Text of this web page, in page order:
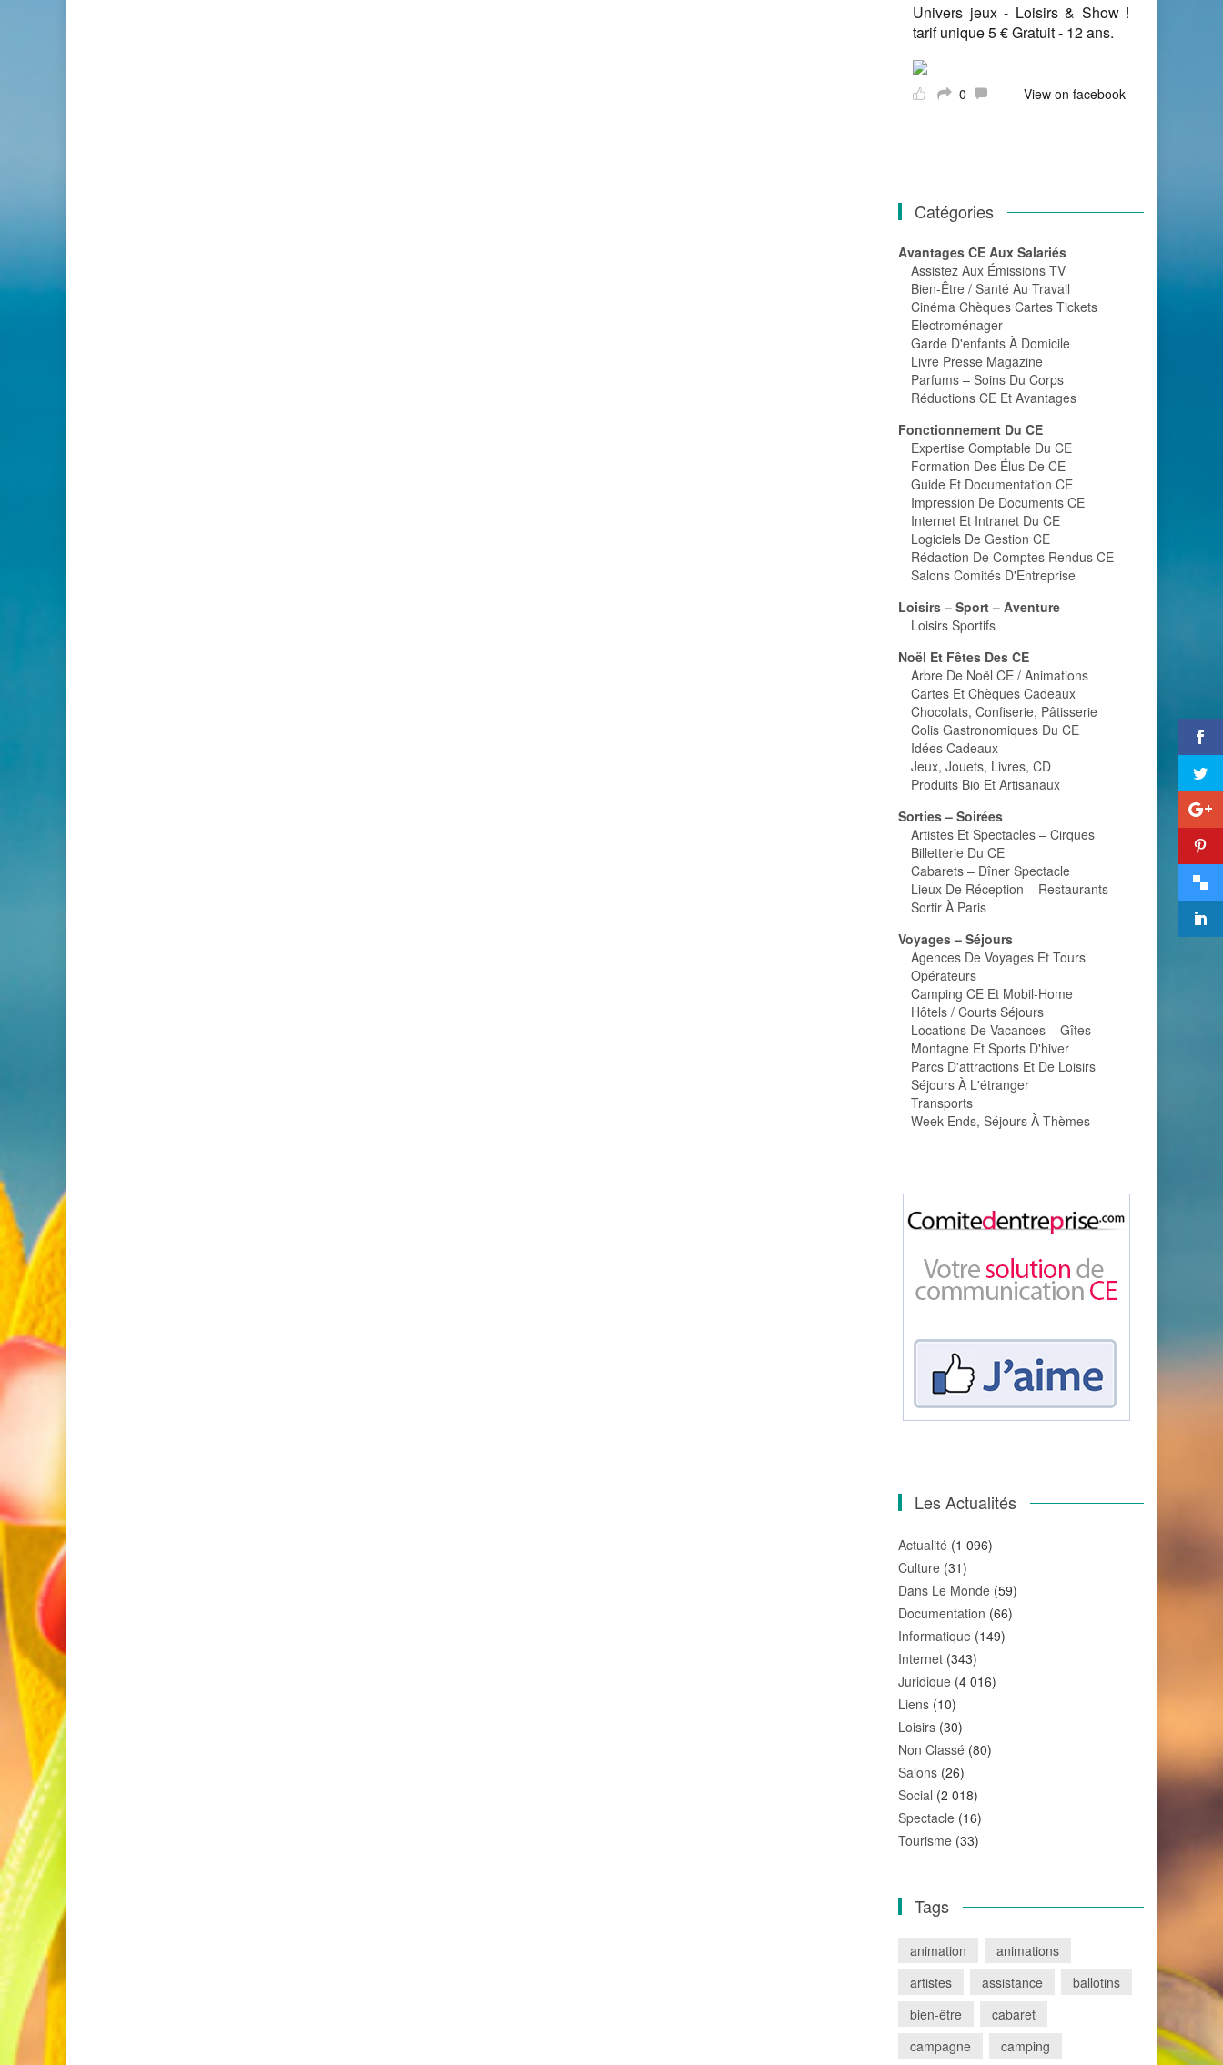
Univers jeux - Loisirs & Show !
tarif unique 5 € Gratuit - 12 ans.
0 View on facebook
Catégories
Avantages CE Aux Salariés
Assistez Aux Émissions TV
Bien-Être / Santé Au Travail
Cinéma Chèques Cartes Tickets
Electroménager
Garde D'enfants À Domicile
Livre Presse Magazine
Parfums – Soins Du Corps
Réductions CE Et Avantages
Fonctionnement Du CE
Expertise Comptable Du CE
Formation Des Élus De CE
Guide Et Documentation CE
Impression De Documents CE
Internet Et Intranet Du CE
Logiciels De Gestion CE
Rédaction De Comptes Rendus CE
Salons Comités D'Entreprise
Loisirs – Sport – Aventure
Loisirs Sportifs
Noël Et Fêtes Des CE
Arbre De Noël CE / Animations
Cartes Et Chèques Cadeaux
Chocolats, Confiserie, Pâtisserie
Colis Gastronomiques Du CE
Idées Cadeaux
Jeux, Jouets, Livres, CD
Produits Bio Et Artisanaux
Sorties – Soirées
Artistes Et Spectacles – Cirques
Billetterie Du CE
Cabarets – Dîner Spectacle
Lieux De Réception – Restaurants
Sortir À Paris
Voyages – Séjours
Agences De Voyages Et Tours
Opérateurs
Camping CE Et Mobil-Home
Hôtels / Courts Séjours
Locations De Vacances – Gîtes
Montagne Et Sports D'hiver
Parcs D'attractions Et De Loisirs
Séjours À L'étranger
Transports
Week-Ends, Séjours À Thèmes
Les Actualités
Actualité (1 096)
Culture (31)
Dans Le Monde (59)
Documentation (66)
Informatique (149)
Internet (343)
Juridique (4 016)
Liens (10)
Loisirs (30)
Non Classé (80)
Salons (26)
Social (2 018)
Spectacle (16)
Tourisme (33)
Tags
animation
animations
artistes
assistance
ballotins
bien-être
cabaret
campagne
camping